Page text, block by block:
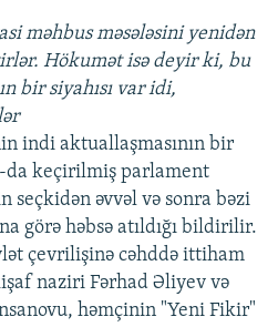
məhbus məsələsini yenidən
Hökumət isə deyir ki, bu
bir siyahısı var idi,
indi aktuallaşmasının bir
da keçirilmiş parlament
seçkidən əvvəl və sonra bəzi
görə həbsə atıldığı bildirilir.
çevrilişinə cəhddə ittiham
naziri Fərhad Əliyev və
həmçinin "Yeni Fikir"